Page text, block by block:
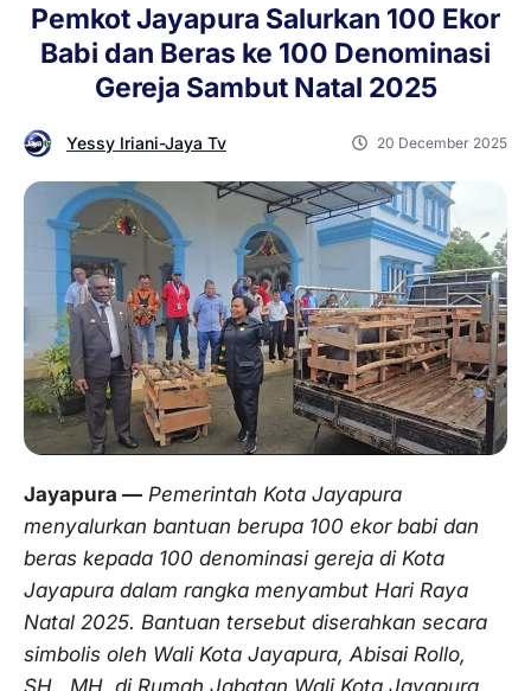
Pemkot Jayapura Salurkan 100 Ekor
Babi dan Beras ke 100 Denominasi
Gereja Sambut Natal 2025
Yessy Iriani-Jaya Tv 20 December 2025
Jayapura — Pemerintah Kota Jayapura
menyalurkan bantuan berupa 100 ekor babi dan
beras kepada 100 denominasi gereja di Kota
Jayapura dalam rangka menyambut Hari Raya
Natal 2025. Bantuan tersebut diserahkan secara
simbolis oleh Wali Kota Jayapura, Abisai Rollo,